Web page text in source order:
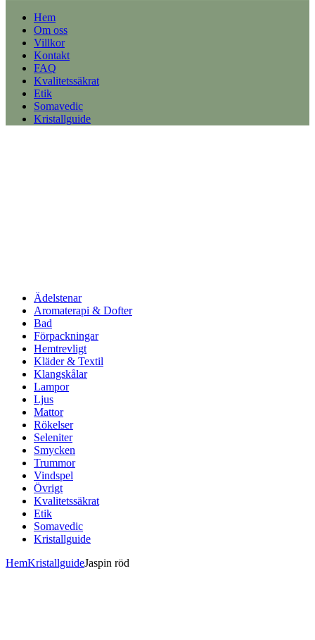
Hem
Om oss
Villkor
Kontakt
FAQ
Kvalitetssäkrat
Etik
Somavedic
Kristallguide
Ädelstenar
Aromaterapi & Dofter
Bad
Förpackningar
Hemtrevligt
Kläder & Textil
Klangskålar
Lampor
Ljus
Mattor
Rökelser
Seleniter
Smycken
Trummor
Vindspel
Övrigt
Kvalitetssäkrat
Etik
Somavedic
Kristallguide
HemKristallguideJaspin röd